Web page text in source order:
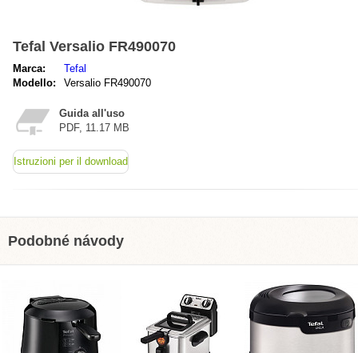
Tefal Versalio FR490070
Marca:
Tefal
Modello:
Versalio FR490070
Guida all'uso
PDF, 11.17 MB
Istruzioni per il download
Podobné návody